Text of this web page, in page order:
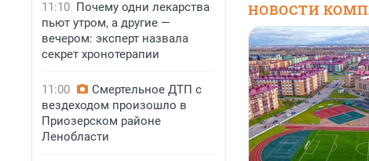
11:10 Почему одни лекарства
пьют утром, а другие —
вечером: эксперт назвала
секрет хронотерапии
11:00
Смертельное ДТП с
вездеходом произошло в
Приозерском районе
Ленобласти
НОВОСТИ